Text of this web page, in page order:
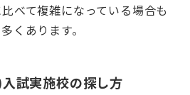
べて複雑になっている場合も
くあります。
試実施校の探し方